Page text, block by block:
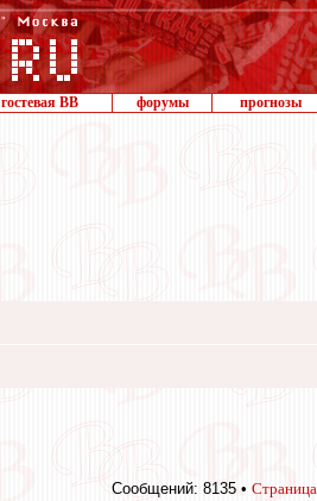
гостевая ВВ форумы прогнозы
Сообщений: 8135 • Страница